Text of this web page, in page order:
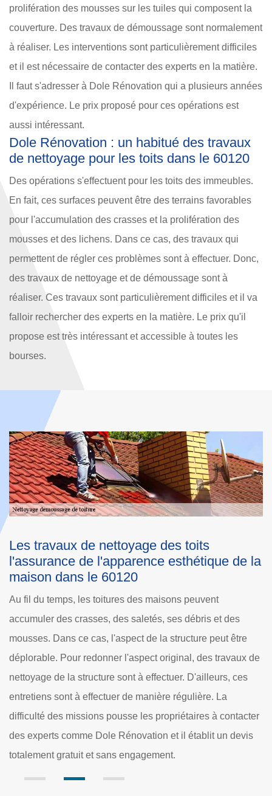
prolifération des mousses sur les tuiles qui composent la
couverture. Des travaux de démoussage sont normalement
à réaliser. Les interventions sont particulièrement difficiles
et il est nécessaire de contacter des experts en la matière.
Il faut s'adresser à Dole Rénovation qui a plusieurs années
d'expérience. Le prix proposé pour ces opérations est
aussi intéressant.
Dole Rénovation : un habitué des travaux
de nettoyage pour les toits dans le 60120
Des opérations s'effectuent pour les toits des immeubles.
En fait, ces surfaces peuvent être des terrains favorables
pour l'accumulation des crasses et la prolifération des
mousses et des lichens. Dans ce cas, des travaux qui
permettent de régler ces problèmes sont à effectuer. Donc,
des travaux de nettoyage et de démoussage sont à
réaliser. Ces travaux sont particulièrement difficiles et il va
falloir rechercher des experts en la matière. Le prix qu'il
propose est très intéressant et accessible à toutes les
bourses.
de la
être
de
ces
devis
Comment estimer le prix des
la toiture dans la ville de Mory Montcrux
Une multitude de facteurs de prix sont disponibles
pouvoir estimer le budget nécessaire pour les travaux
nettoyage de la toiture. Primo, il y a l'accessibilité du
Cela influence grandement le tarif, car les
les arbres qui peuvent gêner les opérations
considérablement le temps de nettoyage. Pour
il faut se baser sur les dimensions de la structure à
nettoyer. À côté de cela, les propriétaires doivent
également prendre en compte les techniques utilisées.